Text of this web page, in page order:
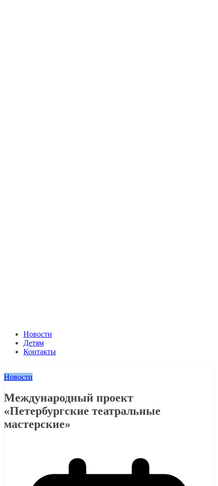
Новости
Детям
Контакты
Новости
Международный проект
«Петербургские театральные
мастерские»